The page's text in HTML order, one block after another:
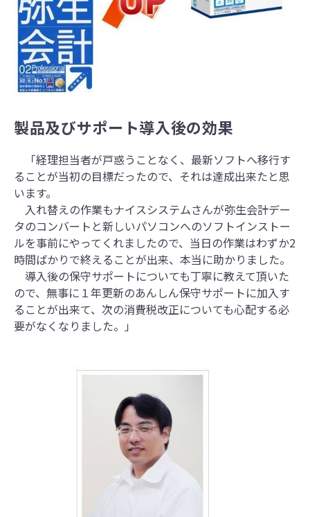
製品及びサポート導入後の効果
「経理担当者が戸惑うことなく、最新ソフトへ移行す
ることが当初の目標だったので、それは達成出来たと思
います。
入れ替えの作業もナイスシステムさんが弥生会計デー
タのコンバートと新しいパソコンへのソフトインストー
ルを事前にやってくれましたので、当日の作業はわずか2
時間ばかりで終えることが出来、本当に助かりました。
導入後の保守サポートについても丁寧に教えて頂いた
ので、無事に１年更新のあんしん保守サポートに加入す
ることが出来て、次の消費税改正についても心配する必
要がなくなりました。」